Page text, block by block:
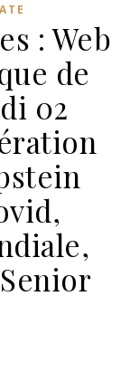
: Web
de
02